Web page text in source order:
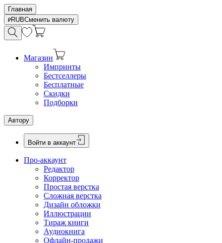
Главная
RUBСменить валюту
Магазин
Импринты
Бестселлеры
Бесплатные
Скидки
Подборки
Автору
Войти в аккаунт
Про-аккаунт
Редактор
Корректор
Простая верстка
Сложная верстка
Дизайн обложки
Иллюстрации
Тираж книги
Аудиокнига
Офлайн-продажи